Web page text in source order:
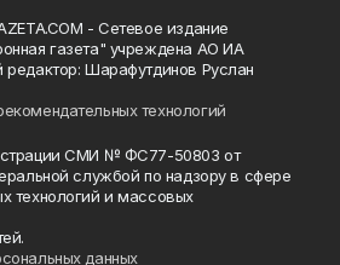
- Сетевое издание
газета" учреждена АО ИА
Шарафутдинов Руслан
технологий
СМИ № ФС77-50803 от
службой по надзору в сфере
технологий и массовых
данных